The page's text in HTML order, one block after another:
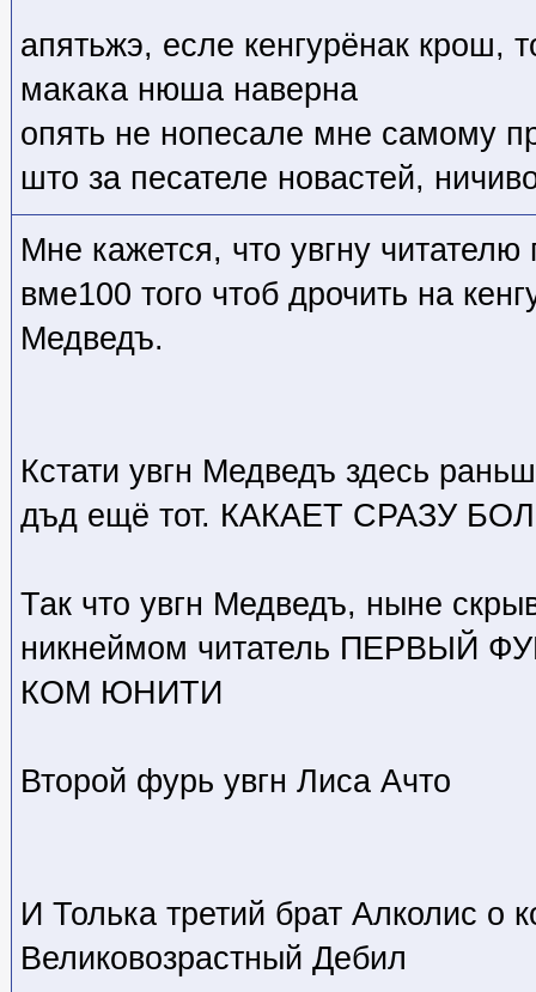
апятьжэ, есле кенгурёнак крош,
макака нюша наверна
опять не нопесале мне самому
што за песателе новастей,
Мне кажется, что увгну
вме100 того чтоб дрочить на
Медведъ.
Кстати увгн Медведъ здесь
дъд ещё тот. КАКАЕТ СРАЗУ
Так что увгн Медведъ, ныне
никнеймом читатель
КОМ ЮНИТИ
Второй фурь увгн Лиса Ачто
И Толька третий брат Алколис о
Великовозрастный Дебил